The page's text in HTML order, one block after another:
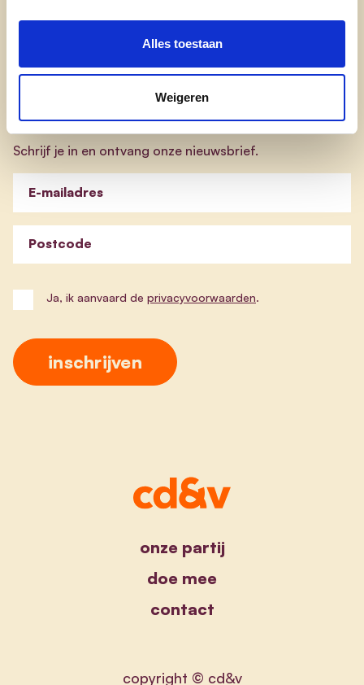
Alles toestaan
Weigeren
Nieuwsbrief cd&v Ieper
Blijf op de hoogte van de werking van cd&v Ieper.
Schrijf je in en ontvang onze nieuwsbrief.
E-mailadres
Postcode
Ja, ik aanvaard de privacyvoorwaarden.
onze partij
doe mee
contact
copyright © cd&v